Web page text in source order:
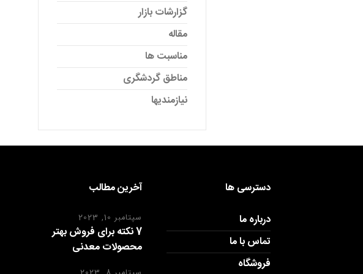
گزارشات بازار
مقاله
مناسبت ها
مناطق گردشگری
نیازمندیها
دسترسی ها
درباره ما
تماس با ما
فروشگاه
آخرین مطالب
سپتامبر 10, 2023
7 نکته برای فروش بهتر
محصولات معدنی